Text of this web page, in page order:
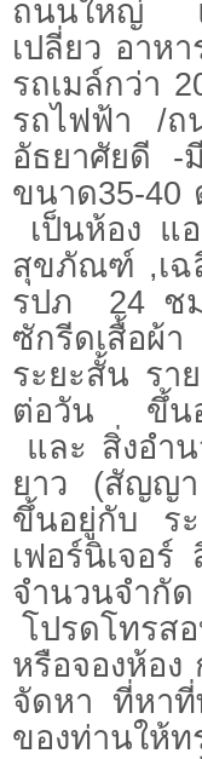
ถนนใหญ่ แ
เปลี่ยว อาห
รถเมล์กว่า
รถไฟฟ้า /ถ
อัธยาศัยดี -
ขนาด35-40
เป็นห้อง แ
สุขภัณฑ์ ,เฉ
รปภ 24 ชม
ซักรีดเสื้อผ้
ระยะสั้น รา
ต่อวัน ขึ้นอ
และ สิ่งอำ
ยาว (สัญญา
ขึ้นอยู่กับ ร
เฟอร์นิเจ
จำนวนจำกั
โปรดโทร
หรือจองห้อ
จัดหา ที่หาที่
ของท่านให้